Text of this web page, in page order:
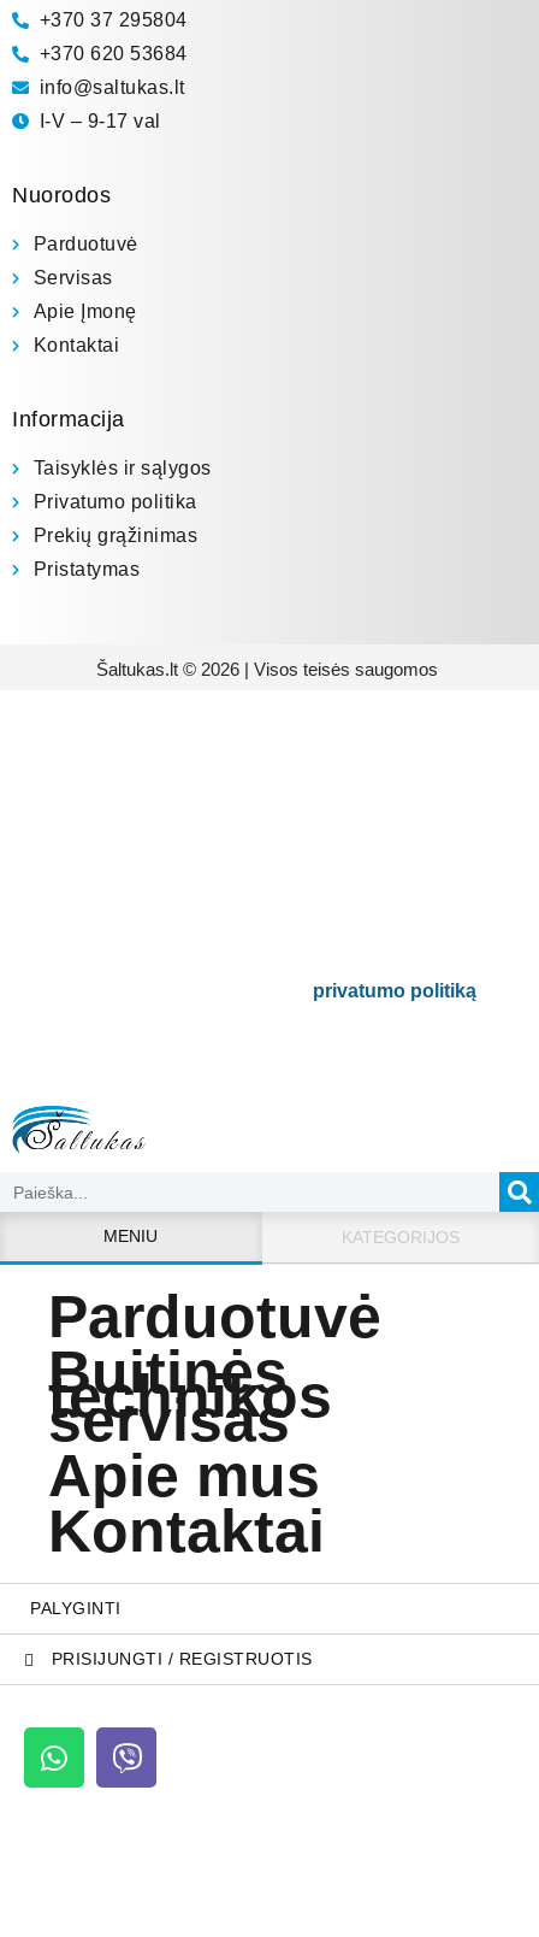
+370 37 295804
+370 620 53684
info@saltukas.lt
I-V – 9-17 val
Nuorodos
Parduotuvė
Servisas
Apie Įmonę
Kontaktai
Informacija
Taisyklės ir sąlygos
Privatumo politika
Prekių grąžinimas
Pristatymas
Šaltukas.lt © 2026 | Visos teisės saugomos
privatumo politiką.
MENIU KATEGORIJOS
Parduotuvė
Buitinės
technikos
servisas
Apie mus
Kontaktai
PALYGINTI
PRISIJUNGTI / REGISTRUOTIS